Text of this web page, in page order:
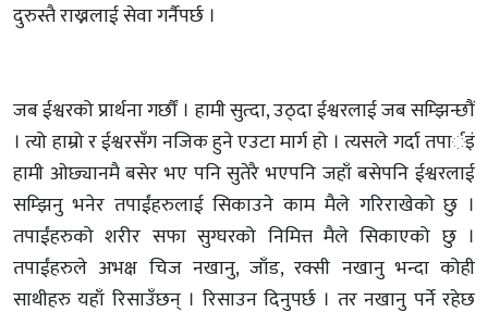
दुरुस्तै राख्नलाई सेवा गर्नैपर्छ ।
जब ईश्वरको प्रार्थना गर्छौं । हामी सुत्दा, उठ्दा ईश्वरलाई जब सम्झिन्छौं
। त्यो हाम्रो र ईश्वरसँग नजिक हुने एउटा मार्ग हो । त्यसले गर्दा तपार्इं
हामी ओछ्यानमै बसेर भए पनि सुतेरै भएपनि जहाँ बसेपनि ईश्वरलाई
सम्झिनु भनेर तपाईंहरुलाई सिकाउने काम मैले गरिराखेको छु ।
तपाईंहरुको शरीर सफा सुग्घरको निमित्त मैले सिकाएको छु ।
तपाईंहरुले अभक्ष चिज नखानु, जाँड, रक्सी नखानु भन्दा कोही
साथीहरु यहाँ रिसाउँछन् । रिसाउन दिनुपर्छ । तर नखानु पर्ने रहेछ